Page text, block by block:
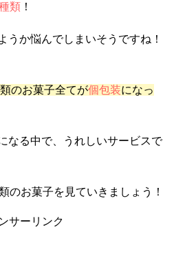
類 ！
うか悩んでしまいそうですね！
のお菓子全てが個包装になっ
なる中で、うれしいサービスで
のお菓子を見ていきましょう！
サーリンク